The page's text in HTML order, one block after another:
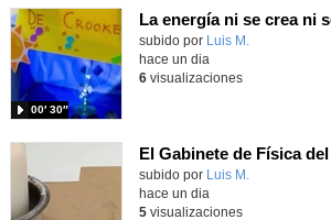
Contenido educativo.
subido por Luis M.
00′ 30″
hace un dia
6visualizaciones
Contenido educativo.
subido por Luis M.
hace un dia
5visualizaciones